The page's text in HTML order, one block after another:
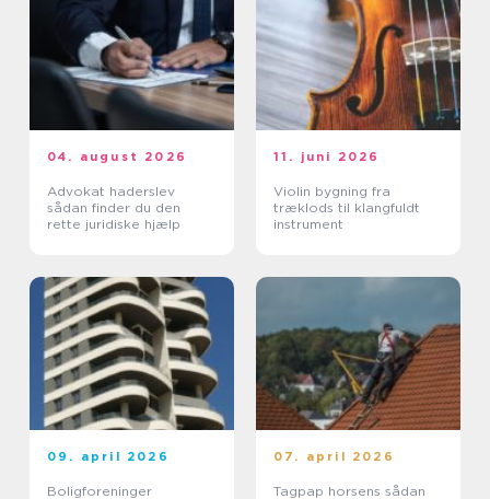
04. august 2026
Advokat haderslev
sådan finder du den
rette juridiske hjælp
11. juni 2026
Violin bygning fra
træklods til klangfuldt
instrument
09. april 2026
Boligforeninger
07. april 2026
Tagpap horsens sådan